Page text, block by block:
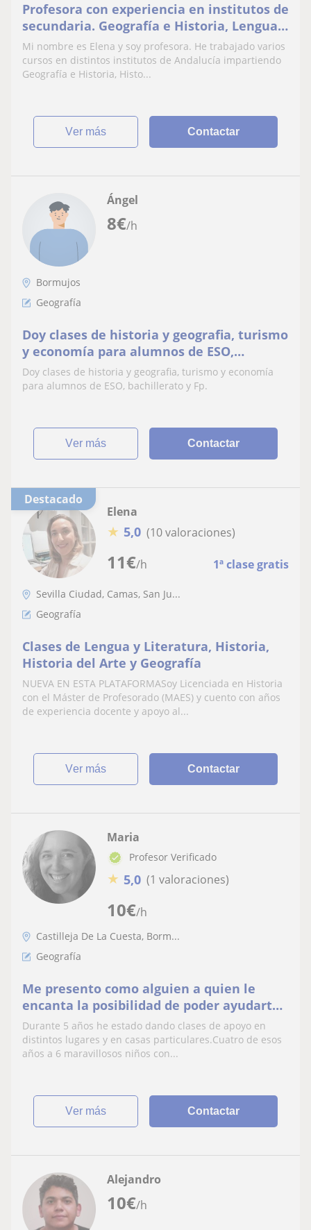
Profesora con experiencia en institutos de
secundaria. Geografía e Historia, Lengua,
Inglés y apoyo escolar para primaria
Mi nombre es Elena y soy profesora. He trabajado varios
cursos en distintos institutos de Andalucía impartiendo
Geografía e Historia, Histo...
ver más Contactar
8€/h
Ángel
Bormujos
Geografía
Doy clases de historia y geografia, turismo
y economía para alumnos de ESO,
bachillerato y Fp
Doy clases de historia y geografia, turismo y economía
para alumnos de ESO, bachillerato y Fp.
ver más Contactar
Destacado
11€/h 1ª clase gratis
Elena
★ 5,0 (10 valoraciones)
Sevilla Ciudad, Camas, San Ju...
Geografía
Clases de Lengua y Literatura, Historia,
Historia del Arte y Geografía
NUEVA EN ESTA PLATAFORMASoy Licenciada en Historia
con el Máster de Profesorado (MAES) y cuento con años
de experiencia docente y apoyo al...
ver más Contactar
10€/h
Maria
Profesor Verificado
★ 5,0 (1 valoraciones)
Castilleja De La Cuesta, Borm...
Geografía
Me presento como alguien a quien le
encanta la posibilidad de poder ayudarte
a entender,aprobar (e incluso puede que
hasta te lleguen a gustar),las asignaturas
de Historia,Geografia y Lengua
Durante 5 años he estado dando clases de apoyo en
distintos lugares y en casas particulares.Cuatro de esos
años a 6 maravillosos niños con...
ver más Contactar
10€/h
Alejandro